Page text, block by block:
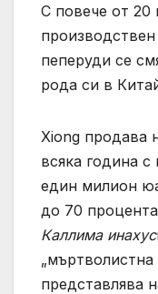
С повече от 20
пеперуди се
рода си в
Xiong продава
всяка година с
един милион
до 70
Каллима инахус
„мъртволистна
представлява